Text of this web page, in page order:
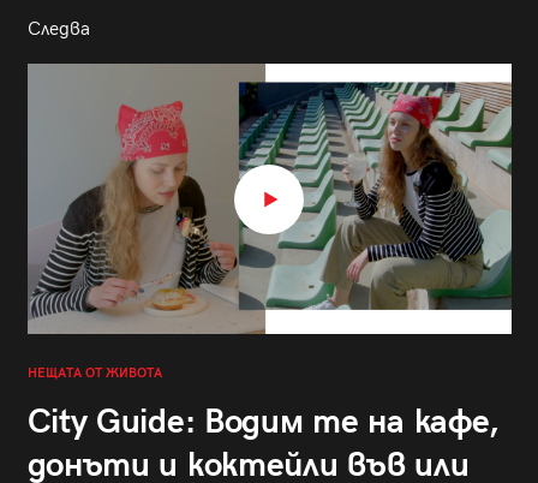
Следва
НЕЩАТА ОТ ЖИВОТА
City Guide: Водим те на кафе,
донъти и коктейли във или